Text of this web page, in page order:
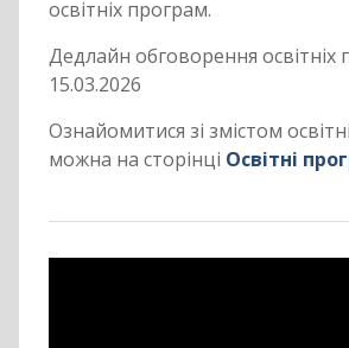
освітніх програм.
Дедлайн обговорення освітніх
15.03.2026
Ознайомитися зі змістом
можна на сторінці Освітні